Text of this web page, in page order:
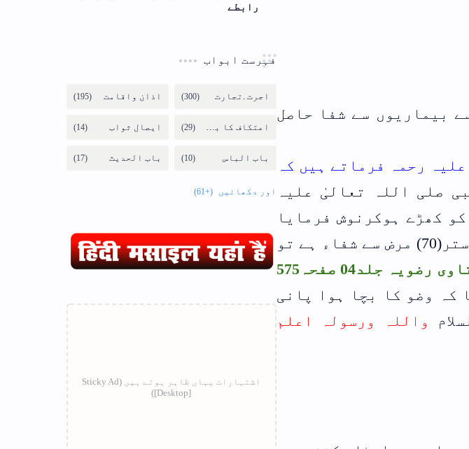
بیماریوں سے شفا حاصل
رحمہ فرماتے ہیں کہ
صلی اللہ تعالیٰ علیہ
کھڑے ہوکرنوش فرمایا
اور ایک حدیث میں روایت کیا گیاکہ اس کا پینا ستر(70) مرض سے شفاء ہے تو
(فتاوی رضویہ جلد04 صفحہ575
کہ وضو کا بچا ہوا پانی
واللہ ورسولہ اعلم
رابطے
فہرست ابواب